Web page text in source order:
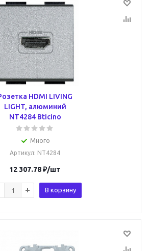
HDMI LIVING
LIGHT, алюминий
NT4284 Bticino
Много
Артикул: NT4284
12 307.78₽/шт
В корзину